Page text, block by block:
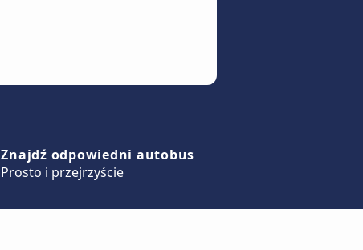
Znajdź odpowiedni autobus
Prosto i przejrzyście